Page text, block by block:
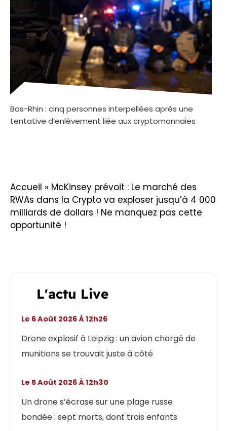
Bas-Rhin : cinq personnes interpellées après une
tentative d’enlèvement liée aux cryptomonnaies
Accueil » McKinsey prévoit : Le marché des
RWAs dans la Crypto va exploser jusqu’à 4 000
milliards de dollars ! Ne manquez pas cette
opportunité !
L'actu Live
Drone explosif à Leipzig : un avion chargé de
munitions se trouvait juste à côté
Le 6 Août 2026 À 12h26
Un drone s’écrase sur une plage russe
bondée : sept morts, dont trois enfants
Le 5 Août 2026 À 12h30